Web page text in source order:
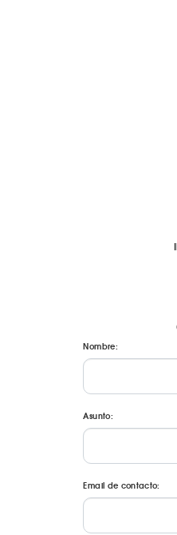
Nombre:
Asunto:
Email de contacto: